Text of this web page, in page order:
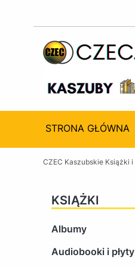
STRONA GŁÓWNA
CZEC Kaszubskie Książki
KSIĄŻKI
Albumy
Audiobooki i płyty